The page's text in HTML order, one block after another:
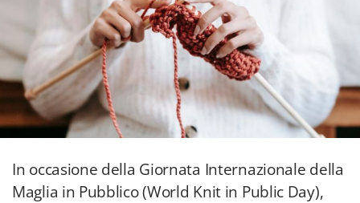
In occasione della Giornata Internazionale della
Maglia in Pubblico (World Knit in Public Day),